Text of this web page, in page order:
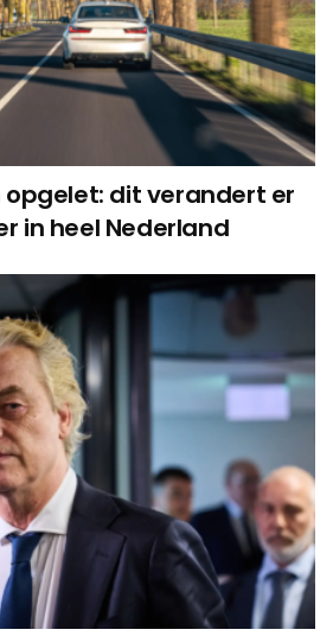
dit verandert er
in heel Nederland